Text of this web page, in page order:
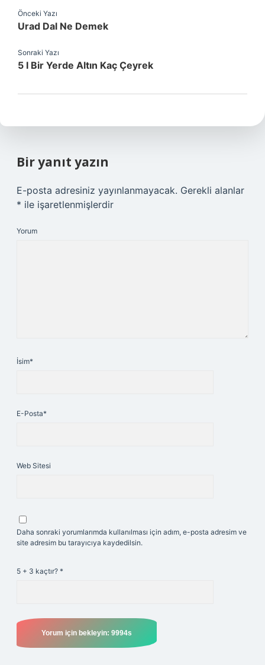
Önceki Yazı
Urad Dal Ne Demek
Sonraki Yazı
5 I Bir Yerde Altın Kaç Çeyrek
Bir yanıt yazın
E-posta adresiniz yayınlanmayacak. Gerekli alanlar
* ile işaretlenmişlerdir
Yorum
İsim*
E-Posta*
Web Sitesi
Daha sonraki yorumlarımda kullanılması için adım, e-posta adresim ve
site adresim bu tarayıcıya kaydedilsin.
5 + 3 kaçtır? *